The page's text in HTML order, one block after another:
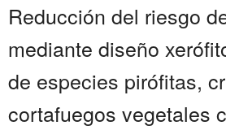
Reducción del riesgo
mediante diseño
de especies pirófitas,
cortafuegos vegetales